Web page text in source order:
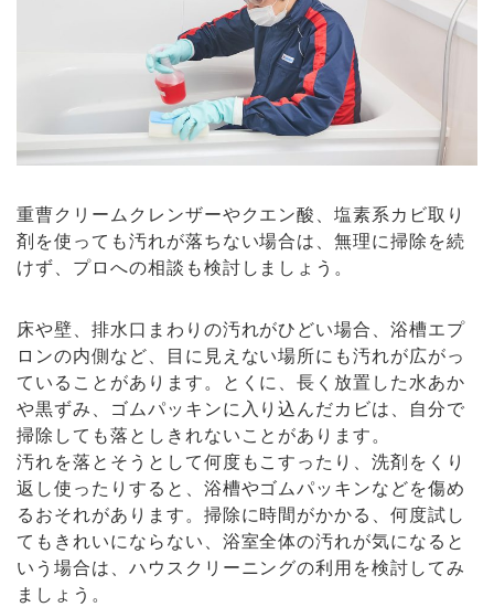
重曹クリームクレンザーやクエン酸、塩素系カビ取り
剤を使っても汚れが落ちない場合は、無理に掃除を続
けず、プロへの相談も検討しましょう。
床や壁、排水口まわりの汚れがひどい場合、浴槽エプ
ロンの内側など、目に見えない場所にも汚れが広がっ
ていることがあります。とくに、長く放置した水あか
や黒ずみ、ゴムパッキンに入り込んだカビは、自分で
掃除しても落としきれないことがあります。
汚れを落とそうとして何度もこすったり、洗剤をくり
返し使ったりすると、浴槽やゴムパッキンなどを傷め
るおそれがあります。掃除に時間がかかる、何度試し
てもきれいにならない、浴室全体の汚れが気になると
いう場合は、ハウスクリーニングの利用を検討してみ
ましょう。